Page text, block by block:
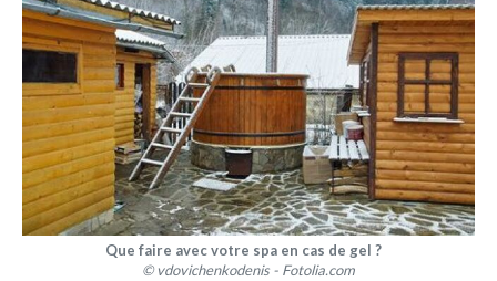
Que faire avec votre spa en cas de gel ?
© vdovichenkodenis - Fotolia.com